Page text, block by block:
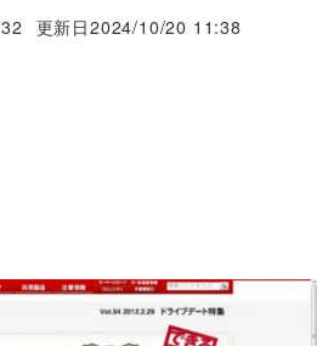
更新日2024/10/20 11:38